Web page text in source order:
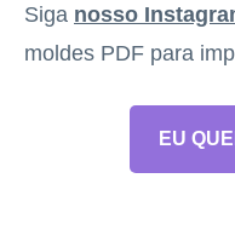
Siga nosso
moldes PDF para
EU